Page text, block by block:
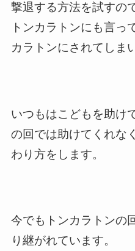
撃退する方法を試すの
トンカラトンにも言っ
カラトンにされてしま
いつもはこどもを助け
の回では助けてくれな
わり方をします。
今でもトンカラトンの
り継がれています。